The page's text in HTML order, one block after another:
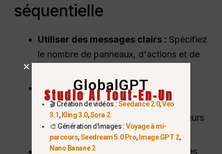
séquentielle
Utiliser des messages clairs : Spécifiez
le nombre de panneaux, d'actions et de
Maintenir une cohérence visuelle
Veillez à la cohérence des éléments
clés, tels que les caractères, les couleurs
et les arrière-plans.
Expérimentez les styles :
Essayez les
GlobalGPT
Studio AI Tout-En-Un
🎬 Création de vidéos :Seedance 2.0,Veo
3.1, Kling 3.0,Sora 2
🎨 Génération d'images :Voyage à mi-
parcours,Seedream 5.0 Pro, Image GPT 2,
Nano Banane 2